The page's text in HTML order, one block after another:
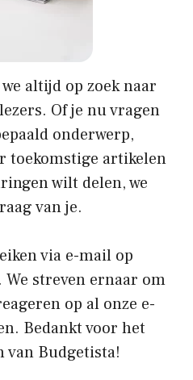
altijd op zoek naar
Of je nu vragen
onderwerp,
toekomstige artikelen
wilt delen, we
van je.
via e-mail op
We streven ernaar om
op al onze e-
Bedankt voor het
van Budgetista!